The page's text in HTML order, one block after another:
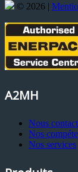
© 2026 |
A2MH
Nous
Nos
Nos services